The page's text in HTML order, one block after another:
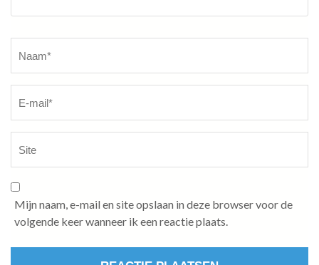
Mijn naam, e-mail en site opslaan in deze browser voor de
volgende keer wanneer ik een reactie plaats.